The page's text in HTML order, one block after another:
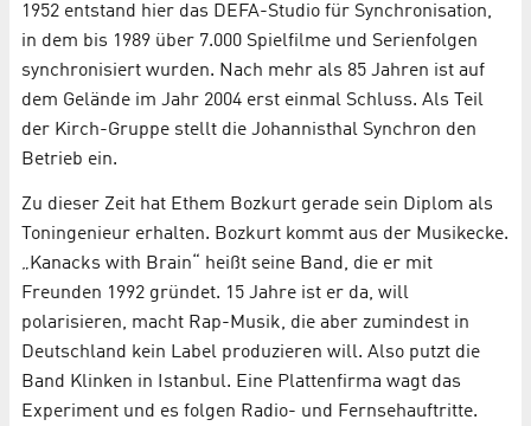
1952 entstand hier das DEFA-Studio für Synchronisation,
in dem bis 1989 über 7.000 Spielfilme und Serienfolgen
synchronisiert wurden. Nach mehr als 85 Jahren ist auf
dem Gelände im Jahr 2004 erst einmal Schluss. Als Teil
der Kirch-Gruppe stellt die Johannisthal Synchron den
Betrieb ein.
Zu dieser Zeit hat Ethem Bozkurt gerade sein Diplom als
Toningenieur erhalten. Bozkurt kommt aus der Musikecke.
„Kanacks with Brain“ heißt seine Band, die er mit
Freunden 1992 gründet. 15 Jahre ist er da, will
polarisieren, macht Rap-Musik, die aber zumindest in
Deutschland kein Label produzieren will. Also putzt die
Band Klinken in Istanbul. Eine Plattenfirma wagt das
Experiment und es folgen Radio- und Fernsehauftritte.